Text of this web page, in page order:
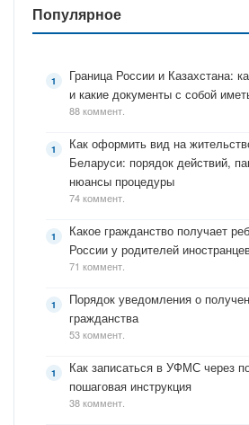
Популярное
Граница России и Казахстана:
и какие документы с собой
88 коммент.
Как оформить вид на
Беларуси: порядок действий,
нюансы процедуры
74 коммент.
Какое гражданство получает
России у родителей
71 коммент.
Порядок уведомления о
гражданства
53 коммент.
Как записаться в УФМС через
пошаговая инструкция
38 коммент.